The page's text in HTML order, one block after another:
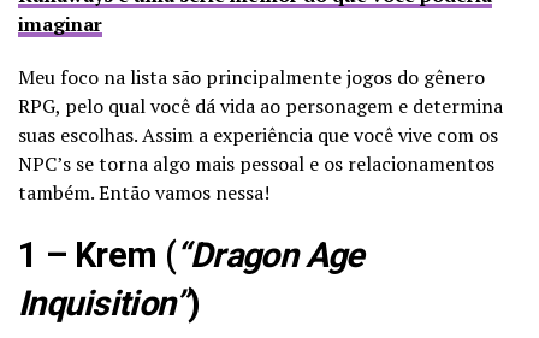
imaginar
Meu foco na lista são principalmente jogos do gênero
RPG, pelo qual você dá vida ao personagem e determina
suas escolhas. Assim a experiência que você vive com os
NPC’s se torna algo mais pessoal e os relacionamentos
também. Então vamos nessa!
1 – Krem (“Dragon Age
Inquisition”)